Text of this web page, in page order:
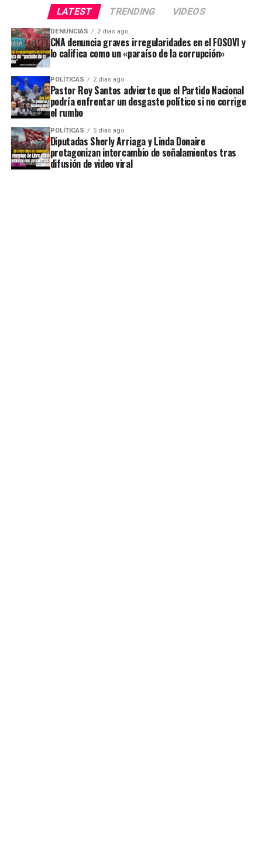
LATEST TRENDING VIDEOS
DENUNCIAS 2 días ago
CNA denuncia graves irregularidades en el FOSOVI y
lo califica como un «paraíso de la corrupción»
POLÍTICAS 2 días ago
Pastor Roy Santos advierte que el Partido Nacional
podría enfrentar un desgaste político si no corrige
el rumbo
POLÍTICAS 5 días ago
Diputadas Sherly Arriaga y Linda Donaire
protagonizan intercambio de señalamientos tras
difusión de video viral